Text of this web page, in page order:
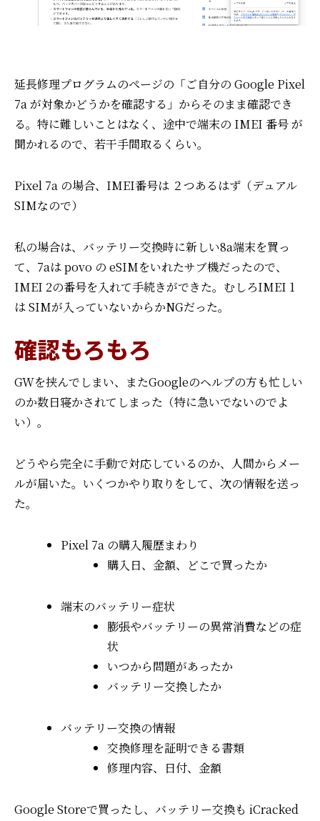
延長修理プログラムのページの「ご自分の Google Pixel
7a が対象かどうかを確認する」からそのまま確認でき
る。 特に難しいことはなく、途中で端末の IMEI 番号 が
聞かれるので、若干手間取るくらい。
Pixel 7a の場合、IMEI番号は ２つあるはず（デュアル
SIMなので）
私の場合は、バッテリー交換時に新しい8a端末を買っ
て、7aは povo の eSIMをいれたサブ機だったので、
IMEI 2の番号を入れて手続きができた。むしろIMEI 1
は SIMが入っていないからかNGだった。
確認もろもろ
GWを挟んでしまい、またGoogleのヘルプの方も忙しい
のか数日寝かされてしまった（特に急いでないのでよ
い）。
どうやら完全に手動で対応しているのか、人間からメー
ルが届いた。いくつかやり取りをして、次の情報を送っ
た。
Pixel 7a の購入履歴まわり
購入日、金額、どこで買ったか
端末のバッテリー症状
膨張やバッテリーの異常消費などの症
状
いつから問題があったか
バッテリー交換したか
バッテリー交換の情報
交換修理を証明できる書類
修理内容、日付、金額
Google Storeで買ったし、バッテリー交換も iCracked